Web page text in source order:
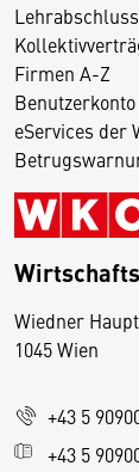
Firmen A-Z
Benutzerkonto
eServices der
Wiedner
1045 Wien
+43 5
+43 5
D
s
e